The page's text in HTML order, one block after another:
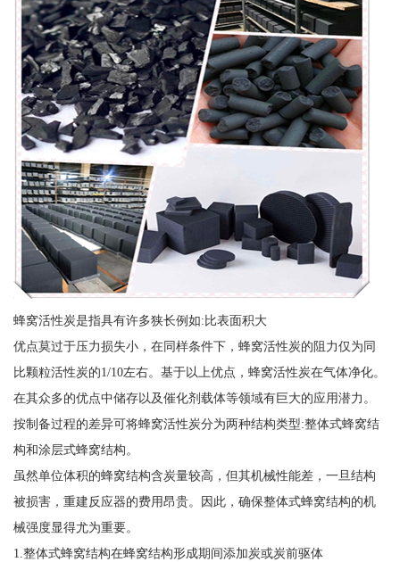
蜂窝活性炭是指具有许多狭长例如:比表面积大
优点莫过于压力损失小，在同样条件下，蜂窝活性炭的阻力仅为同
比颗粒活性炭的1/10左右。基于以上优点，蜂窝活性炭在气体净化。
在其众多的优点中储存以及催化剂载体等领域有巨大的应用潜力。
按制备过程的差异可将蜂窝活性炭分为两种结构类型:整体式蜂窝结
构和涂层式蜂窝结构。
虽然单位体积的蜂窝结构含炭量较高，但其机械性能差，一旦结构
被损害，重建反应器的费用昂贵。因此，确保整体式蜂窝结构的机
械强度显得尤为重要。
1.整体式蜂窝结构在蜂窝结构形成期间添加炭或炭前驱体